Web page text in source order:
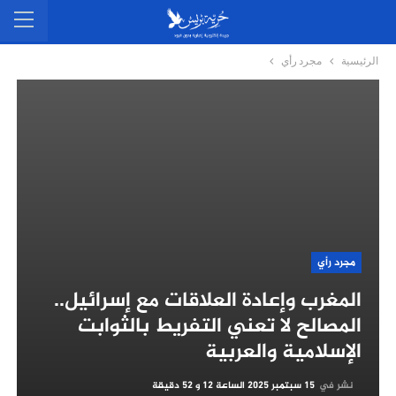
الرئيسية مجرد رأي
مجرد رأي
المغرب وإعادة العلاقات مع إسرائيل..
المصالح لا تعني التفريط بالثوابت
الإسلامية والعربية
نشر في 15 سبتمبر 2025 الساعة 12 و 52 دقيقة